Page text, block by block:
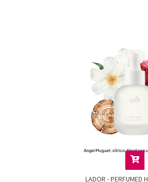
LADOR - PERFUMED